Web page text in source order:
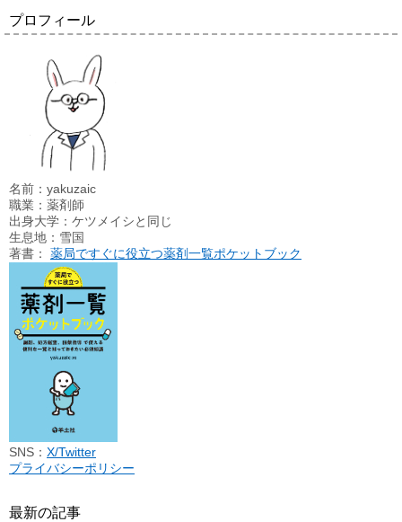
プロフィール
名前：yakuzaic
職業：薬剤師
出身大学：ケツメイシと同じ
生息地：雪国
著書： 薬局ですぐに役立つ薬剤一覧ポケットブック
SNS： X/Twitter
プライバシーポリシー
最新の記事